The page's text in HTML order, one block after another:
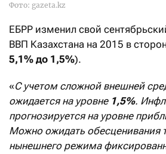
Фото: gazeta.kz
ЕБРР изменил свой
ВВП Казахстана на 2015 в
5,1% до 1,5%).
«С учетом сложной внешней
ожидается на уровне 1,5%.
прогнозируется на уровне
Можно ожидать обесценивания
нынешнего режима